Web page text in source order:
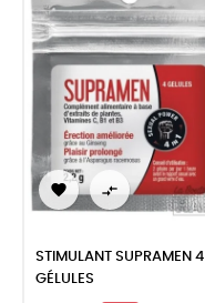
 
STIMULANT SUPRAMEN 4
GÉLULES